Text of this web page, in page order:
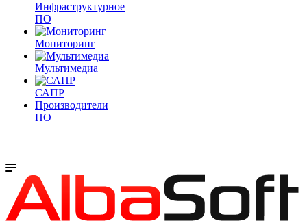
Инфраструктурное
ПО
Мониторинг
Мультимедиа
САПР
Производители
ПО